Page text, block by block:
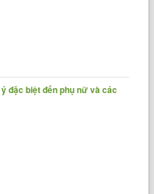
đặc biệt đến phụ nữ và các